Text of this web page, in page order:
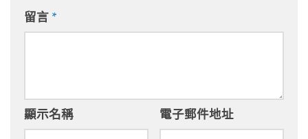
留言 *
顯示名稱 電子郵件地址